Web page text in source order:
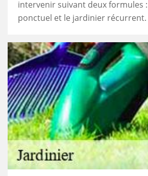
intervenir suivant deux formules
ponctuel et le jardinier récurrent.